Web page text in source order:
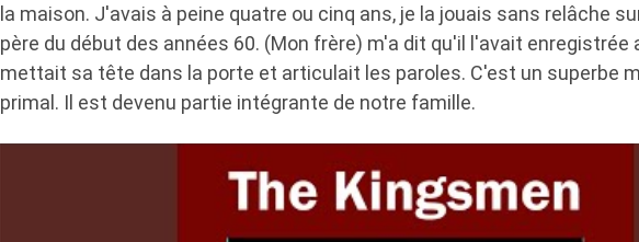
la maison. J'avais à peine quatre ou cinq ans, je la jouais sans relâche
père du début des années 60. (Mon frère) m'a dit qu'il l'avait enregistrée
mettait sa tête dans la porte et articulait les paroles. C'est un superbe
primal. Il est devenu partie intégrante de notre famille.